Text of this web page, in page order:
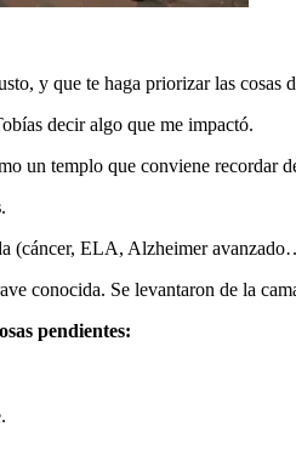
y que te haga priorizar las cosas
decir algo que me impactó.
un templo que conviene recordar
.
(cáncer, ELA, Alzheimer
conocida. Se levantaron de la
pendientes: